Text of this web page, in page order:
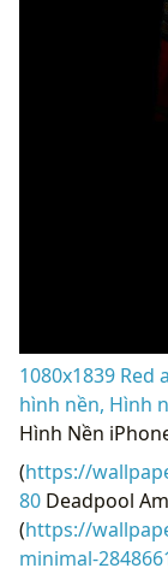
1080x1839 Red
hình nền, Hình
Hình Nền
(https://
80 Deadpool
(https://
minimal-